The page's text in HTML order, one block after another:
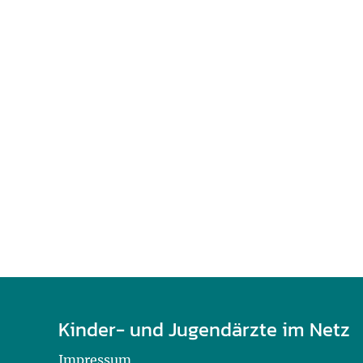
Kinder- und Jugendärzte im Netz
Impressum